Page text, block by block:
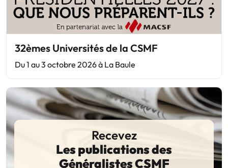
32èmes Universités de la CSMF
Du 1 au 3 octobre 2026 à La Baule
Recevez
Les publications des
Généralistes CSMF